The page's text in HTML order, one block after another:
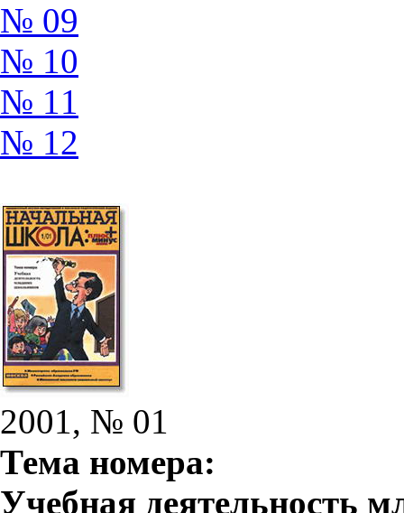
№ 09
№ 10
№ 11
№ 12
2001, № 01
Тема номера:
Учебная деятельность